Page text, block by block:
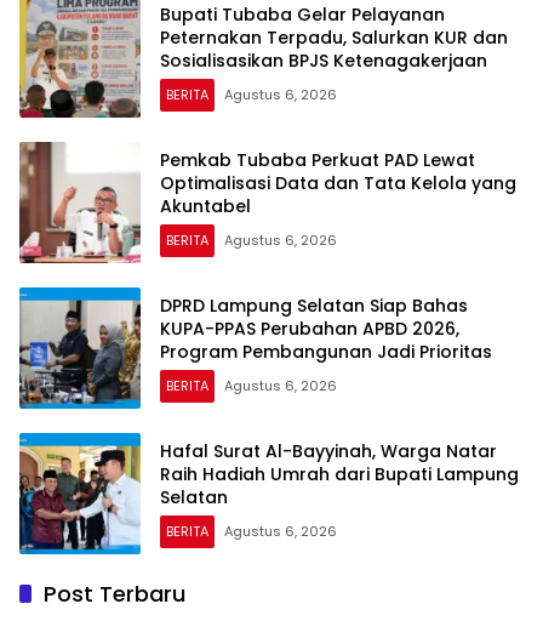
Bupati Tubaba Gelar Pelayanan
Peternakan Terpadu, Salurkan KUR dan
Sosialisasikan BPJS Ketenagakerjaan
BERITA Agustus 6, 2026
Pemkab Tubaba Perkuat PAD Lewat
Optimalisasi Data dan Tata Kelola yang
Akuntabel
BERITA Agustus 6, 2026
DPRD Lampung Selatan Siap Bahas
KUPA-PPAS Perubahan APBD 2026,
Program Pembangunan Jadi Prioritas
BERITA Agustus 6, 2026
Hafal Surat Al-Bayyinah, Warga Natar
Raih Hadiah Umrah dari Bupati Lampung
Selatan
BERITA Agustus 6, 2026
Post Terbaru